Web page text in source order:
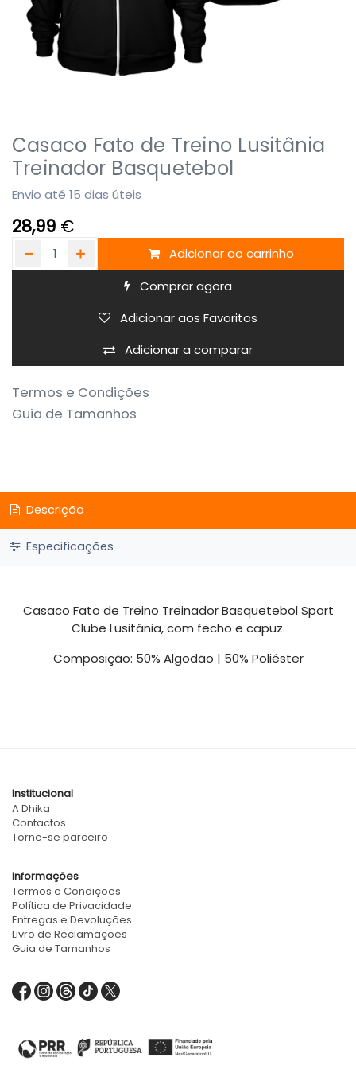
Casaco Fato de Treino Lusitânia
Treinador Basquetebol
Envio até 15 dias úteis
28,99 €
Adicionar ao carrinho
Comprar agora
Adicionar a comparar
Adicionar aos Favoritos
Termos e Condições
Guia de Tamanhos
Descrição
Especificações
Casaco Fato de Treino Treinador Basquetebol Sport
Clube Lusitânia, com fecho e capuz.
Composição: 50% Algodão | 50% Poliéster
Institucional
A Dhika
Contactos
Torne-se parceiro
Informações
Termos e Condições
Política de Privacidade
Entregas e Devoluções
Livro de Reclamações
Guia de Tamanhos